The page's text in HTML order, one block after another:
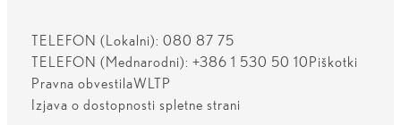
TELEFON (Lokalni): 080 87 75
TELEFON (Mednarodni): +386 1 530 50 10 Piškotki
Pravna obvestilaWLTP
Izjava o dostopnosti spletne strani